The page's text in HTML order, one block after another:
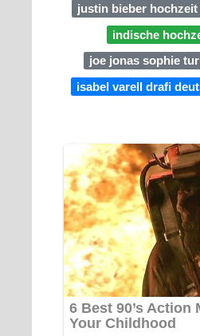
justin bieber
indische
joe jonas sophie
isabel varell drafi